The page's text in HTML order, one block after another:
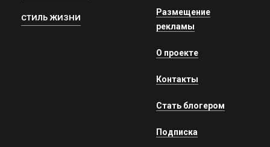
СТИЛЬ ЖИЗНИ
Размещение
рекламы
О проекте
Контакты
Стать блогером
Подписка